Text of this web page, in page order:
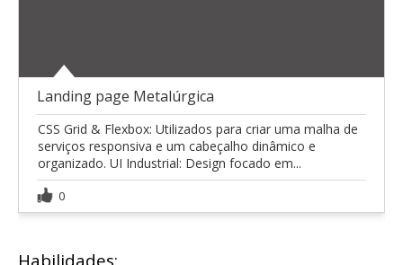
Landing page Metalúrgica
CSS Grid & Flexbox: Utilizados para criar uma malha de
serviços responsiva e um cabeçalho dinâmico e
organizado. UI Industrial: Design focado em...
0
Habilidades: